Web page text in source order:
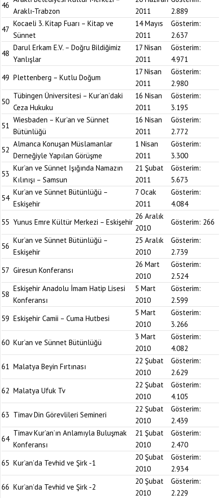
46
Araklı-Trabzon
2011
2.889
47
Kocaeli 3. Kitap Fuarı – Kitap ve
Sünnet
14 Mayıs
2011
Gösterim:
2.637
48
Darul Erkam E.V. – Doğru Bildiğimiz
Yanlışlar
17 Nisan
2011
Gösterim:
4.971
49 Plettenberg – Kutlu Doğum
17 Nisan
2011
Gösterim:
2.980
50
Tübingen Üniversitesi – Kur’an’daki
Ceza Hukuku
16 Nisan
2011
Gösterim:
3.195
51
Wiesbaden – Kur’an ve Sünnet
Bütünlüğü
16 Nisan
2011
Gösterim:
2.772
52
Almanca Konuşan Müslamanlar
Derneğiyle Yapılan Görüşme
1 Nisan
2011
Gösterim:
3.300
53
Kur’an ve Sünnet Işığında Namazın
Kılınışı – Samsun
21 Şubat
2011
Gösterim:
5.673
54
Kur’an ve Sünnet Bütünlüğü –
Eskişehir
7 Ocak
2011
Gösterim:
4.084
55 Yunus Emre Kültür Merkezi – Eskişehir
26 Aralık
2010
Gösterim: 266
56
Kur’an ve Sünnet Bütünlüğü –
Eskişehir
25 Aralık
2010
Gösterim:
2.739
57 Giresun Konferansı
26 Mart
2010
Gösterim:
2.524
58
Eskişehir Anadolu İmam Hatip Lisesi
Konferansı
5 Mart
2010
Gösterim:
2.599
59 Eskişehir Camii – Cuma Hutbesi
5 Mart
2010
Gösterim:
3.266
60 Kur’an ve Sünnet Bütünlüğü
3 Mart
2010
Gösterim:
4.082
61 Malatya Beyin Fırtınası
22 Şubat
2010
Gösterim:
2.629
62 Malatya Ufuk Tv
22 Şubat
2010
Gösterim:
4.105
63 Timav Din Görevlileri Semineri
22 Şubat
2010
Gösterim:
2.439
64
Timav Kur’an’ın Anlamıyla Buluşmak
Konferansı
21 Şubat
2010
Gösterim:
2.470
65 Kur’an’da Tevhid ve Şirk -1
20 Şubat
2010
Gösterim:
2.934
66 Kur’an’da Tevhid ve Şirk -2
20 Şubat
2010
Gösterim:
2.229